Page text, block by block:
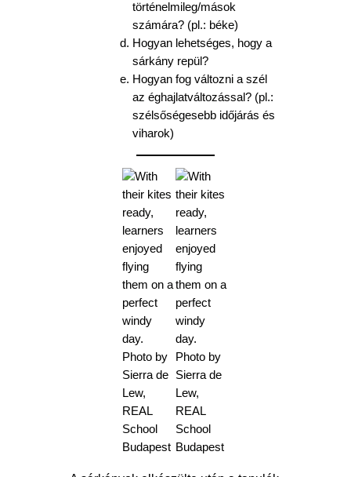
történelmileg/mások
számára? (pl.: béke)
Hogyan lehetséges, hogy a
sárkány repül?
Hogyan fog változni a szél
az éghajlatváltozással? (pl.:
szélsőségesebb időjárás és
viharok)